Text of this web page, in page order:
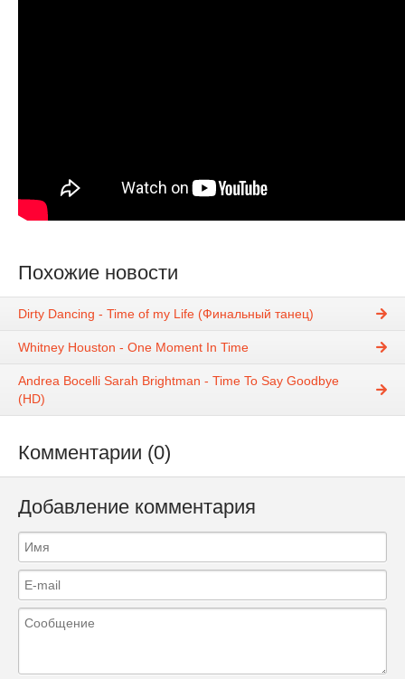
Похожие новости
Dirty Dancing - Time of my Life (Финальный танец)
Whitney Houston - One Moment In Time
Andrea Bocelli Sarah Brightman - Time To Say Goodbye
(HD)
Комментарии (0)
Добавление комментария